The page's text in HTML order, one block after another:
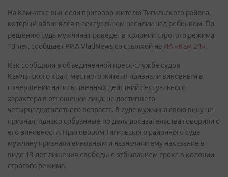
На Камчатке вынесли приговор жителю Тигильского района,
который обвинялся в сексуальном насилии над ребенком. По
решению суда мужчина проведет в колонии строгого режима
13 лет, сообщает РИА VladNews со ссылкой на ИА «Кам 24».
Как сообщили в объединенной пресс-службе судов
Камчатского края, местного жителя признали виновным в
совершении насильственных действий сексуального
характера в отношении лица, не достигшего
четырнадцатилетнего возраста. В суде мужчина свою вину не
признал, однако собранные по делу доказательства говорили о
его виновности. Приговором Тигильского районного суда
мужчину признали виновным и назначили ему наказание в
виде 13 лет лишения свободы с отбыванием срока в колонии
строгого режима.